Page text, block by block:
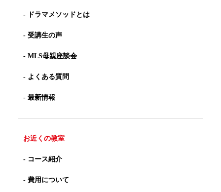
- ドラマメソッドとは
- 受講生の声
- MLS母親座談会
- よくある質問
- 最新情報
お近くの教室
- コース紹介
- 費用について